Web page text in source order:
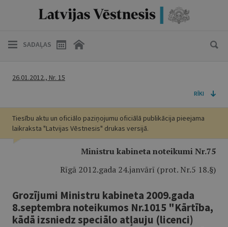
SADAĻAS
26.01.2012., Nr. 15
RĪKI
Tiesību aktu un oficiālo paziņojumu oficiālā publikācija pieejama
laikraksta "Latvijas Vēstnesis" drukas versijā.
Ministru kabineta noteikumi Nr.75
Rīgā 2012.gada 24.janvārī (prot. Nr.5 18.§)
Grozījumi Ministru kabineta 2009.gada
8.septembra noteikumos Nr.1015 "Kārtība,
kādā izsniedz speciālo atļauju (licenci)